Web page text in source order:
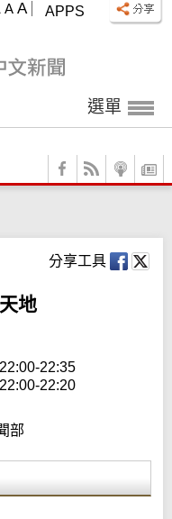
APPS
A A
選單
分享工具
地
22:35
22:20
部